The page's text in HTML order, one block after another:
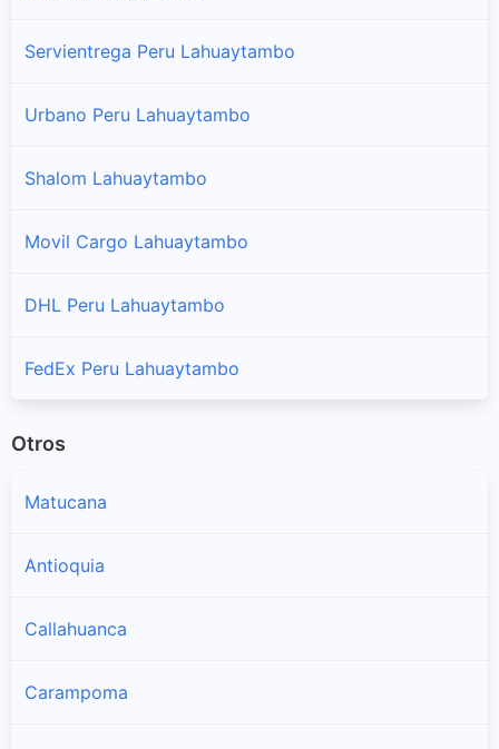
Servientrega Peru Lahuaytambo
Urbano Peru Lahuaytambo
Shalom Lahuaytambo
Movil Cargo Lahuaytambo
DHL Peru Lahuaytambo
FedEx Peru Lahuaytambo
Otros
Matucana
Antioquia
Callahuanca
Carampoma